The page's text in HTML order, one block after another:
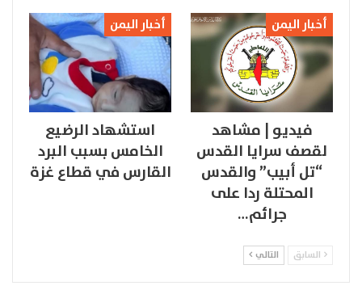
أخبار اليمن
فيديو | مشاهد
لقصف سرايا القدس
“تل أبيب” والقدس
المحتلة ردا على
جرائم…
أخبار اليمن
استشهاد الرضيع
الخامس بسبب البرد
القارس في قطاع غزة
السابق التالي